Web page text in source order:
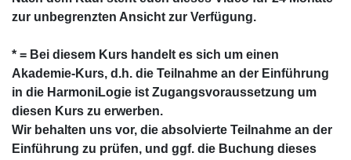
zur unbegrenzten Ansicht zur Verfügung.
* = Bei diesem Kurs handelt es sich um einen
Akademie-Kurs, d.h. die Teilnahme an der Einführung
in die HarmoniLogie ist Zugangsvoraussetzung um
diesen Kurs zu erwerben.
Wir behalten uns vor, die absolvierte Teilnahme an der
Einführung zu prüfen, und ggf. die Buchung dieses